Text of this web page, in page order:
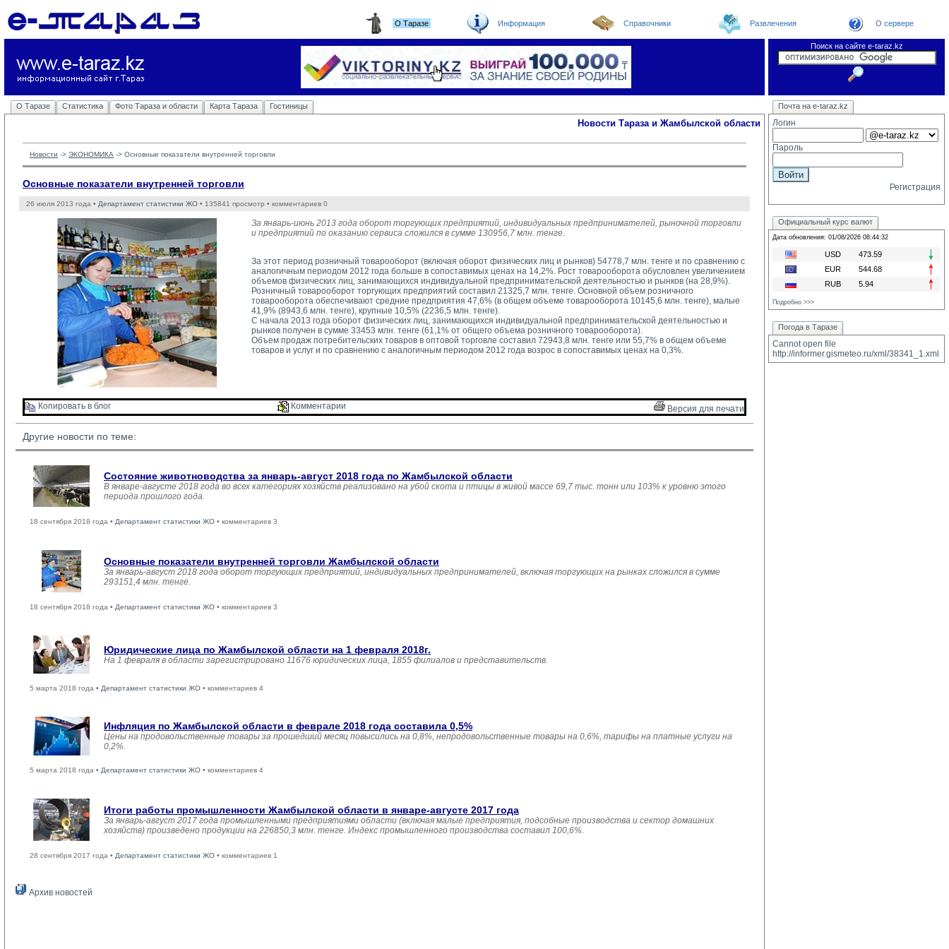
О Таразе Информация Справочники Развлечения О сервере
Поиск на сайте e-taraz.kz
О Таразе Статистика Фото Тараза и области Карта Тараза Гостиницы Новости Погода в Таразе
Телефоный справочник
Видеоконференция
Новости e-taraz
Новости Тараза и Жамбылской области
Новости -> ЭКОНОМИКА -> Основные показатели внутренней торговли
Основные показатели внутренней торговли
26 июля 2013 года • Департамент статистики ЖО • 135841 просмотр • комментариев 0
За январь-июнь 2013 года оборот торгующих предприятий, индивидуальных предпринимателей, рыночной торговли
и предприятий по оказанию сервиса сложился в сумме 130956,7 млн. тенге.
За этот период розничный товарооборот (включая оборот физических лиц и рынков) 54778,7 млн. тенге и по сравнению с
аналогичным периодом 2012 года больше в сопоставимых ценах на 14,2%. Рост товарооборота обусловлен увеличением
объемов физических лиц, занимающихся индивидуальной предпринимательской деятельностью и рынков (на 28,9%).
Розничный товарооборот торгующих предприятий составил 21325,7 млн. тенге. Основной объем розничного
товарооборота обеспечивают средние предприятия 47,6% (в общем объеме товарооборота 10145,6 млн. тенге), малые
41,9% (8943,6 млн. тенге), крупные 10,5% (2236,5 млн. тенге).
С начала 2013 года оборот физических лиц, занимающихся индивидуальной предпринимательской деятельностью и
рынков получен в сумме 33453 млн. тенге (61,1% от общего объема розничного товарооборота).
Объем продаж потребительских товаров в оптовой торговле составил 72943,8 млн. тенге или 55,7% в общем объеме
товаров и услуг и по сравнению с аналогичным периодом 2012 года возрос в сопоставимых ценах на 0,3%.
Копировать в блог Комментарии Версия для печати
Другие новости по теме:
Состояние животноводства за январь-август 2018 года по Жамбылской области
В январе-августе 2018 года во всех категориях хозяйств реализовано на убой скота и птицы в живой массе 69,7 тыс. тонн или 103% к уровню этого
периода прошлого года.
18 сентября 2018 года • Департамент статистики ЖО • комментариев 3
Основные показатели внутренней торговли Жамбылской области
За январь-август 2018 года оборот торгующих предприятий, индивидуальных предпринимателей, включая торгующих на рынках сложился в сумме
293151,4 млн. тенге.
18 сентября 2018 года • Департамент статистики ЖО • комментариев 3
Юридические лица по Жамбылской области на 1 февраля 2018г.
На 1 февраля в области зарегистрировано 11676 юридических лица, 1855 филиалов и представительств.
5 марта 2018 года • Департамент статистики ЖО • комментариев 4
Инфляция по Жамбылской области в феврале 2018 года составила 0,5%
Цены на продовольственные товары за прошедший месяц повысились на 0,8%, непродовольственные товары на 0,6%, тарифы на платные услуги на
0,2%.
5 марта 2018 года • Департамент статистики ЖО • комментариев 4
Итоги работы промышленности Жамбылской области в январе-августе 2017 года
За январь-август 2017 года промышленными предприятиями области (включая малые предприятия, подсобные производства и сектор домашних
хозяйств) произведено продукции на 226850,3 млн. тенге. Индекс промышленного производства составил 100,6%.
28 сентября 2017 года • Департамент статистики ЖО • комментариев 1
Архив новостей
Почта на e-taraz.kz
Логин
Пароль
Регистрация
Официальный курс валют
Дата обновления: 01/08/2026 08:44:32
USD
473.59
EUR
544.68
RUB
5.94
Подробно >>>
Погода в Таразе
Cannot open file
http://informer.gismeteo.ru/xml/38341_1.xml